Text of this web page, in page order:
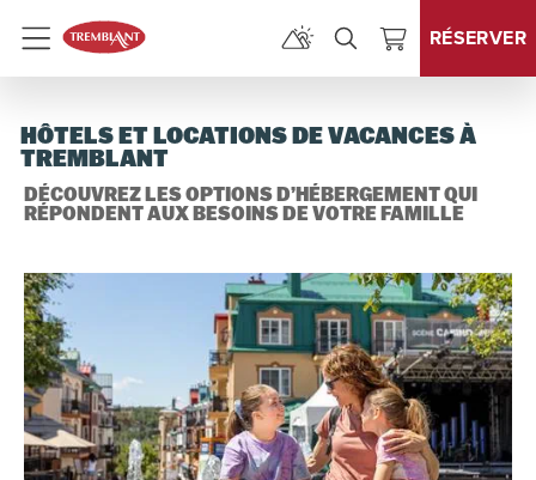
Menu RÉSERVER
HÔTELS ET LOCATIONS DE VACANCES À
TREMBLANT
DÉCOUVREZ LES OPTIONS D’HÉBERGEMENT QUI
RÉPONDENT AUX BESOINS DE VOTRE FAMILLE